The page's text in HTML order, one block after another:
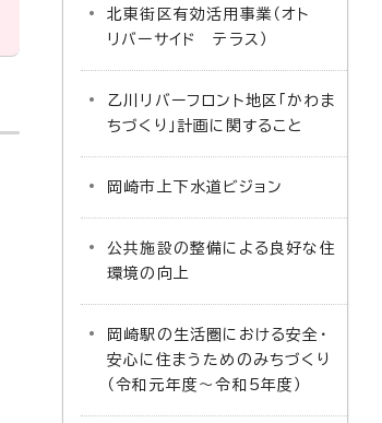
北東街区有効活用事業（オト
リバーサイド テラス）
乙川リバーフロント地区「かわま
ちづくり」計画に関すること
岡崎市上下水道ビジョン
公共施設の整備による良好な住
環境の向上
岡崎駅の生活圏における安全・
安心に住まうためのみちづくり
（令和元年度～令和5年度）